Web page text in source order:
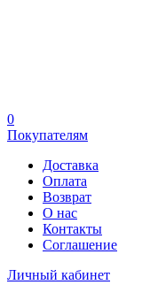
0
Покупателям
Доставка
Оплата
Возврат
О нас
Контакты
Соглашение
Личный кабинет